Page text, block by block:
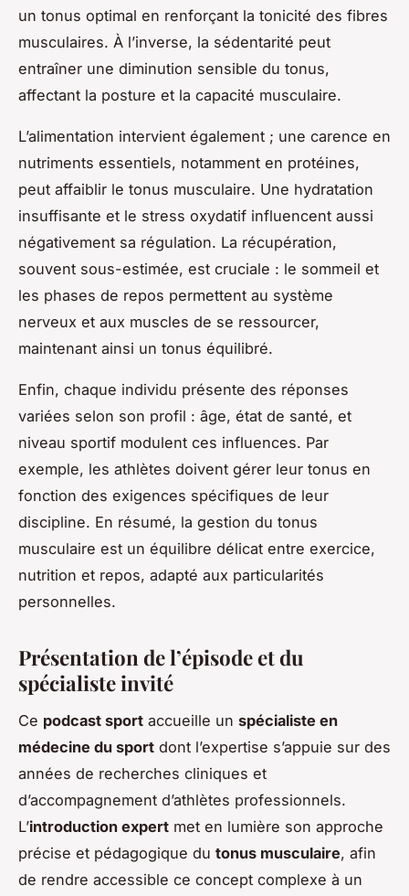
un tonus optimal en renforçant la tonicité des fibres
musculaires. À l’inverse, la sédentarité peut
entraîner une diminution sensible du tonus,
affectant la posture et la capacité musculaire.
L’alimentation intervient également ; une carence en
nutriments essentiels, notamment en protéines,
peut affaiblir le tonus musculaire. Une hydratation
insuffisante et le stress oxydatif influencent aussi
négativement sa régulation. La récupération,
souvent sous-estimée, est cruciale : le sommeil et
les phases de repos permettent au système
nerveux et aux muscles de se ressourcer,
maintenant ainsi un tonus équilibré.
Enfin, chaque individu présente des réponses
variées selon son profil : âge, état de santé, et
niveau sportif modulent ces influences. Par
exemple, les athlètes doivent gérer leur tonus en
fonction des exigences spécifiques de leur
discipline. En résumé, la gestion du tonus
musculaire est un équilibre délicat entre exercice,
nutrition et repos, adapté aux particularités
personnelles.
Présentation de l’épisode et du
spécialiste invité
Ce podcast sport accueille un spécialiste en
médecine du sport dont l’expertise s’appuie sur des
années de recherches cliniques et
d’accompagnement d’athlètes professionnels.
L’introduction expert met en lumière son approche
précise et pédagogique du tonus musculaire, afin
de rendre accessible ce concept complexe à un